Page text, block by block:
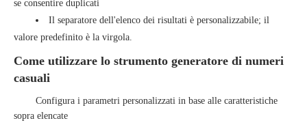
se consentire duplicati
Il separatore dell'elenco dei risultati è personalizzabile; il
valore predefinito è la virgola.
Come utilizzare lo strumento generatore di numeri
casuali
Configura i parametri personalizzati in base alle caratteristiche
sopra elencate